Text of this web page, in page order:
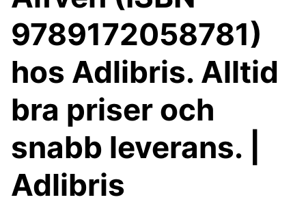
9789172058781)
hos Adlibris. Alltid
bra priser och
snabb leverans. |
Adlibris